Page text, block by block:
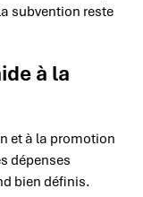
subvention reste
à la
et à la promotion
dépenses
bien définis.